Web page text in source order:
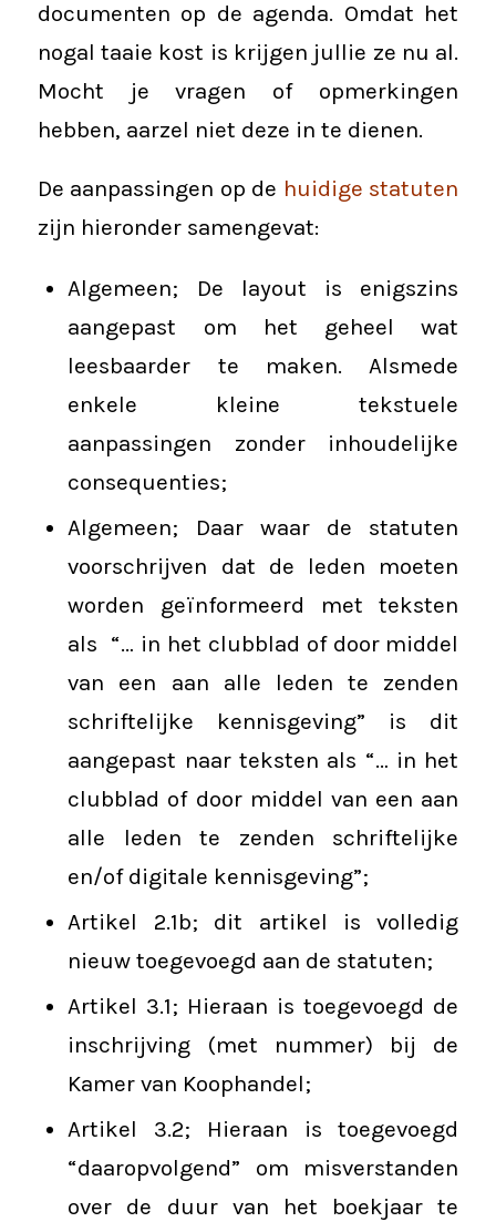
documenten op de agenda. Omdat het
nogal taaie kost is krijgen jullie ze nu al.
Mocht je vragen of opmerkingen
hebben, aarzel niet deze in te dienen.
De aanpassingen op de huidige statuten
zijn hieronder samengevat:
Algemeen; De layout is enigszins
aangepast om het geheel wat
leesbaarder te maken. Alsmede
enkele kleine tekstuele
aanpassingen zonder inhoudelijke
consequenties;
Algemeen; Daar waar de statuten
voorschrijven dat de leden moeten
worden geïnformeerd met teksten
als “… in het clubblad of door middel
van een aan alle leden te zenden
schriftelijke kennisgeving” is dit
aangepast naar teksten als “… in het
clubblad of door middel van een aan
alle leden te zenden schriftelijke
en/of digitale kennisgeving”;
Artikel 2.1b; dit artikel is volledig
nieuw toegevoegd aan de statuten;
Artikel 3.1; Hieraan is toegevoegd de
inschrijving (met nummer) bij de
Kamer van Koophandel;
Artikel 3.2; Hieraan is toegevoegd
“daaropvolgend” om misverstanden
over de duur van het boekjaar te